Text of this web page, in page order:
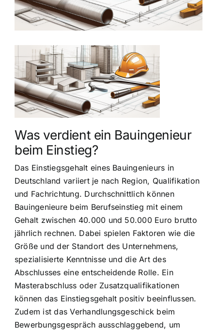
Was verdient ein Bauingenieur
beim Einstieg?
Das Einstiegsgehalt eines Bauingenieurs in
Deutschland variiert je nach Region, Qualifikation
und Fachrichtung. Durchschnittlich können
Bauingenieure beim Berufseinstieg mit einem
Gehalt zwischen 40.000 und 50.000 Euro brutto
jährlich rechnen. Dabei spielen Faktoren wie die
Größe und der Standort des Unternehmens,
spezialisierte Kenntnisse und die Art des
Abschlusses eine entscheidende Rolle. Ein
Masterabschluss oder Zusatzqualifikationen
können das Einstiegsgehalt positiv beeinflussen.
Zudem ist das Verhandlungsgeschick beim
Bewerbungsgespräch ausschlaggebend, um